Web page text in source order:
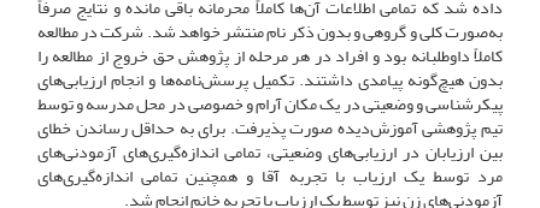
داده شد که تمامی اطلاعات آن‌ها کاملاً محرمانه باقی مانده و نتایج صرفاً
به‌صورت کلی و گروهی و بدون ذکر نام منتشر خواهد شد. شرکت در مطالعه
کاملاً داوطلبانه بود و افراد در هر مرحله از پژوهش حق خروج از مطالعه را
بدون هیچ‌گونه پیامدی داشتند. تکمیل پرسش‌نامه‌ها و انجام ارزیابی‌های
پیکرشناسی و وضعیتی در یک مکان آرام و خصوصی در محل مدرسه و توسط
تیم پژوهشی آموزش‌دیده صورت پذیرفت. برای به حداقل رساندن خطای
بین ارزیابان در ارزیابی‌های وضعیتی، تمامی اندازه‌گیری‌های آزمودنی‌های
مرد توسط یک ارزیاب با تجربه‌ آقا و همچنین تمامی اندازه‌گیری‌های
آزمودنی‌های زن نیز توسط یک ارزیاب با تجربه‌ خانم انجام شد.